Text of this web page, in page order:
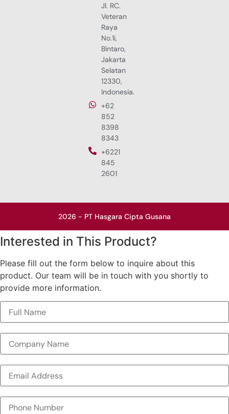
Jl. RC.
Veteran
Raya
No.1i,
Bintaro,
Jakarta
Selatan
12330,
Indonesia.
+62
852
8398
8343
+6221
845
2601
2026 - PT Hasgara Cipta Gusana
Interested in This Product?
Please fill out the form below to inquire about this
product. Our team will be in touch with you shortly to
provide more information.